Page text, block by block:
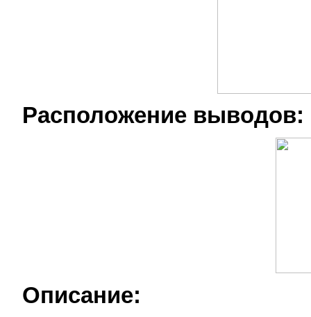
Расположение выводов:
Описание: